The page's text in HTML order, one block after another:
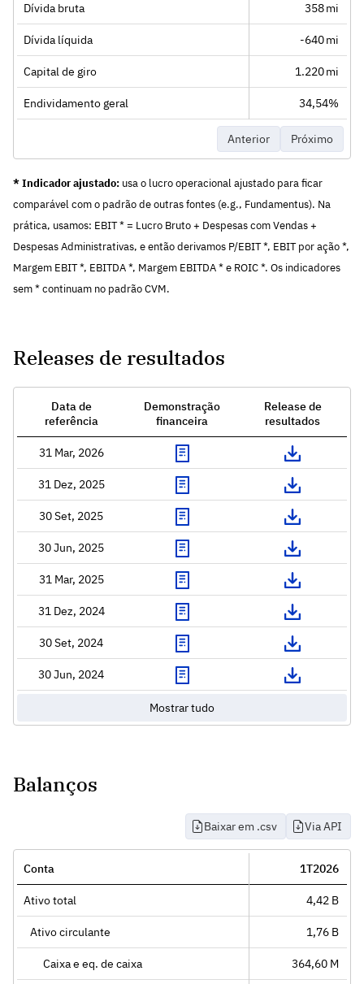
Dívida bruta 358 mi
Dívida líquida -640 mi
Capital de giro 1.220 mi
Endividamento geral 34,54%
Anterior Próximo
* Indicador ajustado: usa o lucro operacional ajustado para ficar
comparável com o padrão de outras fontes (e.g., Fundamentus). Na
prática, usamos: EBIT * = Lucro Bruto + Despesas com Vendas +
Despesas Administrativas, e então derivamos P/EBIT *, EBIT por ação *,
Margem EBIT *, EBITDA *, Margem EBITDA * e ROIC *. Os indicadores
sem * continuam no padrão CVM.
Releases de resultados
Data de
referência
Demonstração
financeira
Release de
resultados
31 Mar, 2026
31 Dez, 2025
30 Set, 2025
30 Jun, 2025
31 Mar, 2025
31 Dez, 2024
30 Set, 2024
30 Jun, 2024
Mostrar tudo
Balanços
Baixar em .csv Via API
Conta 1T2026
Ativo total 4,42 B
Ativo circulante 1,76 B
Caixa e eq. de caixa 364,60 M